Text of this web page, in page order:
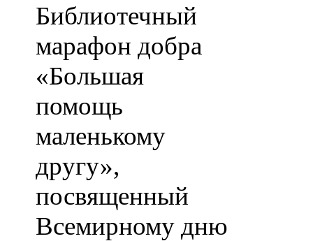
Библиотечный
марафон добра
«Большая
помощь
маленькому
другу»,
посвященный
Всемирному дню